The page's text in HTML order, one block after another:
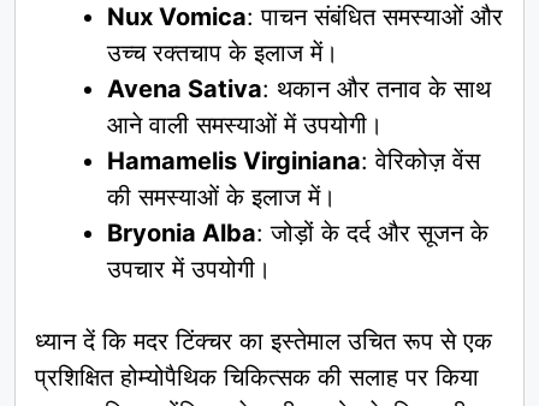
Nux Vomica: पाचन संबंधित समस्याओं और
उच्च रक्तचाप के इलाज में।
Avena Sativa: थकान और तनाव के साथ
आने वाली समस्याओं में उपयोगी।
Hamamelis Virginiana: वेरिकोज़ वेंस
की समस्याओं के इलाज में।
Bryonia Alba: जोड़ों के दर्द और सूजन के
उपचार में उपयोगी।
ध्यान दें कि मदर टिंक्चर का इस्तेमाल उचित रूप से एक
प्रशिक्षित होम्योपैथिक चिकित्सक की सलाह पर किया